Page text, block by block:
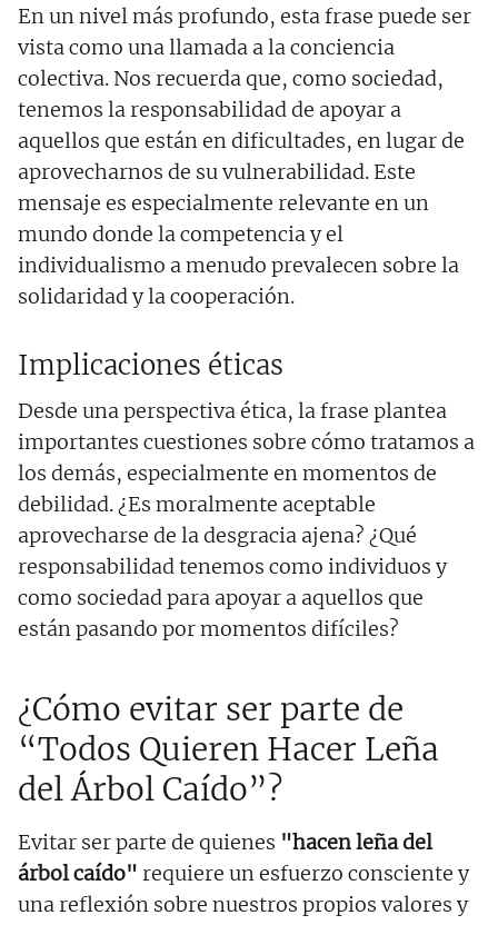
En un nivel más profundo, esta frase puede ser
vista como una llamada a la conciencia
colectiva. Nos recuerda que, como sociedad,
tenemos la responsabilidad de apoyar a
aquellos que están en dificultades, en lugar de
aprovecharnos de su vulnerabilidad. Este
mensaje es especialmente relevante en un
mundo donde la competencia y el
individualismo a menudo prevalecen sobre la
solidaridad y la cooperación.
Implicaciones éticas
Desde una perspectiva ética, la frase plantea
importantes cuestiones sobre cómo tratamos a
los demás, especialmente en momentos de
debilidad. ¿Es moralmente aceptable
aprovecharse de la desgracia ajena? ¿Qué
responsabilidad tenemos como individuos y
como sociedad para apoyar a aquellos que
están pasando por momentos difíciles?
¿Cómo evitar ser parte de
“Todos Quieren Hacer Leña
del Árbol Caído”?
Evitar ser parte de quienes "hacen leña del
árbol caído" requiere un esfuerzo consciente y
una reflexión sobre nuestros propios valores y